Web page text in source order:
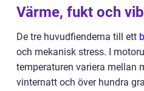
Värme, fukt och
De tre huvudfienderna till ett
och mekanisk stress. I
temperaturen variera mellan
vinternatt och över hundra